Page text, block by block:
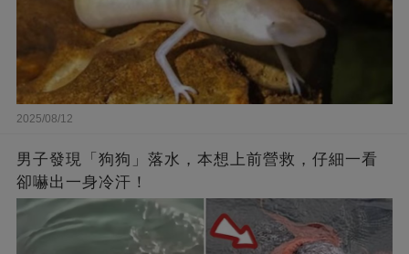
2025/08/12
男子發現「狗狗」落水，本想上前營救，仔細一看
卻嚇出一身冷汗！